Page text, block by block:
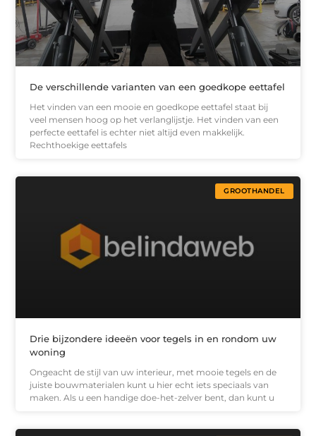
De verschillende varianten van een goedkope eettafel
Het vinden van een mooie en goedkope eettafel staat bij
veel mensen hoog op het verlanglijstje. Het vinden van een
perfecte eettafel is echter niet altijd even makkelijk.
Rechthoekige eettafels
GROOTHANDEL
Drie bijzondere ideeën voor tegels in en rondom uw
woning
Ongeacht de stijl van uw interieur, met mooie tegels en de
juiste bouwmaterialen kunt u hier echt iets speciaals van
maken. Als u een handige doe-het-zelver bent, dan kunt u